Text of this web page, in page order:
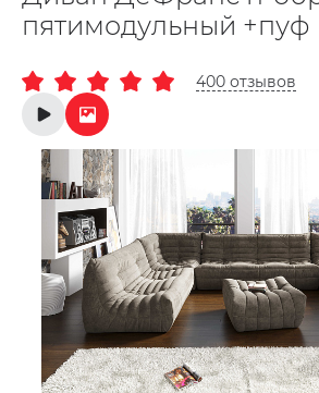
пятимодульный +пуф
400 отзывов